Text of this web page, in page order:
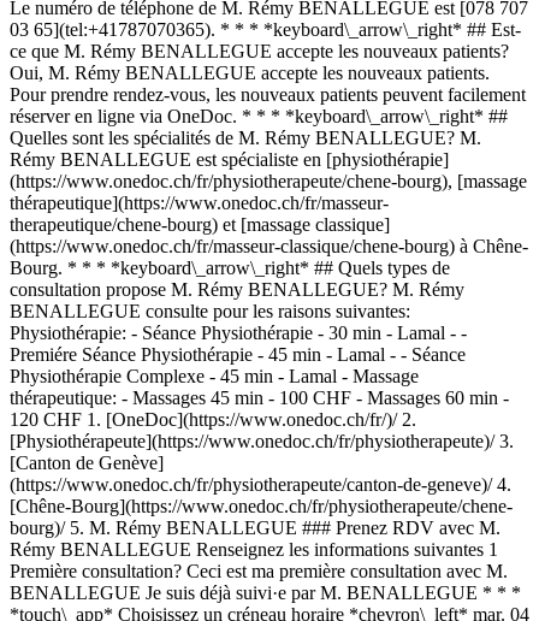
Le numéro de téléphone de M. Rémy BENALLEGUE est [078 707
03 65](tel:+41787070365). * * * *keyboard\_arrow\_right* ## Est-
ce que M. Rémy BENALLEGUE accepte les nouveaux patients?
Oui, M. Rémy BENALLEGUE accepte les nouveaux patients.
Pour prendre rendez-vous, les nouveaux patients peuvent facilement
réserver en ligne via OneDoc. * * * *keyboard\_arrow\_right* ##
Quelles sont les spécialités de M. Rémy BENALLEGUE? M.
Rémy BENALLEGUE est spécialiste en [physiothérapie]
(https://www.onedoc.ch/fr/physiotherapeute/chene-bourg), [massage
thérapeutique](https://www.onedoc.ch/fr/masseur-
therapeutique/chene-bourg) et [massage classique]
(https://www.onedoc.ch/fr/masseur-classique/chene-bourg) à Chêne-
Bourg. * * * *keyboard\_arrow\_right* ## Quels types de
consultation propose M. Rémy BENALLEGUE? M. Rémy
BENALLEGUE consulte pour les raisons suivantes:
Physiothérapie: - Séance Physiothérapie - 30 min - Lamal - -
Premiére Séance Physiothérapie - 45 min - Lamal - - Séance
Physiothérapie Complexe - 45 min - Lamal - Massage
thérapeutique: - Massages 45 min - 100 CHF - Massages 60 min -
120 CHF 1. [OneDoc](https://www.onedoc.ch/fr/)/ 2. [Physiothérapeute](https://www.onedoc.ch/fr/physiotherapeute)/ 3. [Canton de Genève](https://www.onedoc.ch/fr/physiotherapeute/canton-de-geneve)/ 4. [Chêne-Bourg](https://www.onedoc.ch/fr/physiotherapeute/chene-bourg)/ 5. M. Rémy BENALLEGUE ### Prenez RDV avec M. Rémy BENALLEGUE Renseignez les informations suivantes 1 Première consultation? Ceci est ma première consultation avec M. BENALLEGUE Je suis déjà suivi·e par M. BENALLEGUE * * * *touch\_app* Choisissez un créneau horaire *chevron\_left* mar. 04 août *chevron\_right* Voir plus de rendez-vous Créneau horaire Prendre rendez-vous ### Téléchargez l'app OneDoc Prenez rendez-vous en ligne chez un médecin, un dentiste ou un thérapeute proche de vous en Suisse. L'application OneDoc vous permet de gérer tous vos rendez-vous médicaux depuis votre natel, n'importe où et n'importe quand. ![Code QR redirigeant vers l’App Store ou Google Play pour télécharger l’app OneDoc Patients](https://www.onedoc.ch/assets/images/download-app-qr.jpeg) Scannez le QR code pour télécharger l’application [![Téléchargez notre application sur l'App Store!](https://www.onedoc.ch/assets/images/app-store-badge-fr.svg)](https://apps.apple.com/ch/app/onedoc/id1592376413?l=fr)[![Téléchargez notre application sur le Google Play Store!](https://www.onedoc.ch/assets/images/google-play-badge-fr.png)](https://play.google.com/store/apps/details?id=ch.onedoc.patient&hl=fr-CH) *keyboard\_arrow\_right* ## Spécialités associées [Physiothérapeute à Genève](https://www.onedoc.ch/fr/physiotherapeute/geneve)[Physiothérapeute à Carouge](https://www.onedoc.ch/fr/physiotherapeute/carouge)[Physiothérapeute à Morges](https://www.onedoc.ch/fr/physiotherapeute/morges)[Physiothérapeute à Lancy](https://www.onedoc.ch/fr/physiotherapeute/lancy)[Physiothérapeute à Vernier](https://www.onedoc.ch/fr/physiotherapeute/vernier)[Physiothérapeute à Chêne-Bourg](https://www.onedoc.ch/fr/physiotherapeute/chene-bourg)[Physiothérapeute à Onex](https://www.onedoc.ch/fr/physiotherapeute/onex)[Masseur thérapeutique à Genève](https://www.onedoc.ch/fr/masseur-therapeutique/geneve)[Masseur thérapeutique à Carouge](https://www.onedoc.ch/fr/masseur-therapeutique/carouge)[Masseur thérapeutique à Nyon](https://www.onedoc.ch/fr/masseur-therapeutique/nyon)[Masseur thérapeutique à Rolle](https://www.onedoc.ch/fr/masseur-therapeutique/rolle)[Masseur thérapeutique à Onex](https://www.onedoc.ch/fr/masseur-therapeutique/onex)[Masseur thérapeutique à Mies](https://www.onedoc.ch/fr/masseur-therapeutique/mies)[Masseur thérapeutique à Gland](https://www.onedoc.ch/fr/masseur-therapeutique/gland)[Masseur thérapeutique à Lancy](https://www.onedoc.ch/fr/masseur-therapeutique/lancy)[Masseur thérapeutique à Morges](https://www.onedoc.ch/fr/masseur-therapeutique/morges)[Masseur thérapeutique à Plan-les-Ouates](https://www.onedoc.ch/fr/masseur-therapeutique/plan-les-ouates)[Masseur thérapeutique à Meyrin](https://www.onedoc.ch/fr/masseur-therapeutique/meyrin)[Masseur thérapeutique à Préverenges](https://www.onedoc.ch/fr/masseur-therapeutique/preverenges)[Masseur thérapeutique à Chêne-Bourg](https://www.onedoc.ch/fr/masseur-therapeutique/chene-bourg)[Masseur thérapeutique à Vernier](https://www.onedoc.ch/fr/masseur-therapeutique/vernier) *keyboard\_arrow\_right* ## Recherches fréquentes [Physiothérapeute à Genève](https://www.onedoc.ch/fr/physiotherapeute/geneve)[Psychologue à Genève](https://www.onedoc.ch/fr/psychologue/geneve)[Médecin généraliste à Genève](https://www.onedoc.ch/fr/medecin-generaliste/geneve)[Thérapeute en drainage lymphatique à Genève](https://www.onedoc.ch/fr/therapeute-en-drainage-lymphatique/geneve)[Masseur classique à Genève](https://www.onedoc.ch/fr/masseur-classique/geneve)[Spécialiste en médecine interne générale à Genève](https://www.onedoc.ch/fr/specialiste-en-medecine-interne-generale/geneve)[Réflexologue à Genève](https://www.onedoc.ch/fr/reflexologue/geneve)[Médecin-dentiste à Genève](https://www.onedoc.ch/fr/medecin-dentiste/geneve)[Acupuncteur à Genève](https://www.onedoc.ch/fr/acupuncteur/geneve)[Spécialiste en Médecine Traditionnelle Chinoise (MTC) à Genève](https://www.onedoc.ch/fr/specialiste-en-medecine-traditionnelle-chinoise-mtc/geneve)[Physiothérapeute du sport à Genève](https://www.onedoc.ch/fr/physiotherapeute-du-sport/geneve)[Psychothérapeute à Genève](https://www.onedoc.ch/fr/psychotherapeute/geneve)[Masseur thérapeutique à Genève](https://www.onedoc.ch/fr/masseur-therapeutique/geneve)[Gynécologue obstétricien à Genève](https://www.onedoc.ch/fr/gynecologue-obstetricien/geneve)[Ostéopathe à Genève](https://www.onedoc.ch/fr/osteopathe/geneve)[Thérapeute en nutrition MCO à Genève](https://www.onedoc.ch/fr/therapeute-en-nutrition-mco/geneve)[Ophtalmologue à Genève](https://www.onedoc.ch/fr/ophtalmologue/geneve)[Pédiatre à Genève](https://www.onedoc.ch/fr/pediatre/geneve)[Thérapeute en nutrition à Genève](https://www.onedoc.ch/fr/therapeute-en-nutrition/geneve)[Thérapeute en hypnose à Genève](https://www.onedoc.ch/fr/therapeute-en-hypnose/geneve)[Spécialiste en médecine esthétique à Genève](https://www.onedoc.ch/fr/specialiste-en-medecine-esthetique/geneve) *keyboard\_arrow\_right* ## Annuaire des professionnels de santé suisses [Liste des praticiens](https://www.onedoc.ch/fr/annuaire) [A](https://www.onedoc.ch/fr/annuaire/A) [B](https://www.onedoc.ch/fr/annuaire/B) [C](https://www.onedoc.ch/fr/annuaire/C) [D](https://www.onedoc.ch/fr/annuaire/D) [E](https://www.onedoc.ch/fr/annuaire/E) [F](https://www.onedoc.ch/fr/annuaire/F) [G](https://www.onedoc.ch/fr/annuaire/G) [H](https://www.onedoc.ch/fr/annuaire/H) [I](https://www.onedoc.ch/fr/annuaire/I) [J](https://www.onedoc.ch/fr/annuaire/J) [K](https://www.onedoc.ch/fr/annuaire/K) [L](https://www.onedoc.ch/fr/annuaire/L) [M](https://www.onedoc.ch/fr/annuaire/M) [N](https://www.onedoc.ch/fr/annuaire/N) [O](https://www.onedoc.ch/fr/annuaire/O) [P](https://www.onedoc.ch/fr/annuaire/P) [Q](https://www.onedoc.ch/fr/annuaire/Q) [R](https://www.onedoc.ch/fr/annuaire/R) [S](https://www.onedoc.ch/fr/annuaire/S) [T](https://www.onedoc.ch/fr/annuaire/T) [U](https://www.onedoc.ch/fr/annuaire/U) [V](https://www.onedoc.ch/fr/annuaire/V) [W](https://www.onedoc.ch/fr/annuaire/W) [X](https://www.onedoc.ch/fr/annuaire/X) [Y](https://www.onedoc.ch/fr/annuaire/Y) [Z](https://www.onedoc.ch/fr/annuaire/Z) ## OneDoc [Pour les professionnels de santé](https://info.onedoc.ch/fr/) [À propos de nous](https://info.onedoc.ch/fr/raison-d-etre/) [Presse](https://info.onedoc.ch/fr/presse/) [Carrières](https://career.onedoc.ch/fr) [Centre de confidentialité](https://privacy.onedoc.ch/fr/) [Gestion des cookies](javascript:Didomi.preferences.show%28%29) [Centre d'aide](https://help.onedoc.ch/fr/) ## Langues [Deutsch](https://www.onedoc.ch/de/physiotherapeut/chene-bourg/pb5kg/remy-benallegue) [Français](https://www.onedoc.ch/fr/physiotherapeute/chene-bourg/pb5kg/remy-benallegue) [Italiano](https://www.onedoc.ch/it/fisioterapista/chene-bourg/pb5kg/remy-benallegue) [English](https://www.onedoc.ch/en/physiotherapist/chene-bourg/pb5kg/remy-benallegue) ## Spécialités associées [Physiothérapeute à Genève](https://www.onedoc.ch/fr/physiotherapeute/geneve) [Physiothérapeute à Carouge](https://www.onedoc.ch/fr/physiotherapeute/carouge) [Physiothérapeute à Morges](https://www.onedoc.ch/fr/physiotherapeute/morges) [Physiothérapeute à Lancy](https://www.onedoc.ch/fr/physiotherapeute/lancy) [Physiothérapeute à Vernier](https://www.onedoc.ch/fr/physiotherapeute/vernier) [Physiothérapeute à Chêne-Bourg](https://www.onedoc.ch/fr/physiotherapeute/chene-bourg) [Physiothérapeute à Onex](https://www.onedoc.ch/fr/physiotherapeute/onex) [Massage thérapeutique à Genève](https://www.onedoc.ch/fr/masseur-therapeutique/geneve) [Massage thérapeutique à Carouge](https://www.onedoc.ch/fr/masseur-therapeutique/carouge) [Massage thérapeutique à Nyon](https://www.onedoc.ch/fr/masseur-therapeutique/nyon) [Massage thérapeutique à Rolle](https://www.onedoc.ch/fr/masseur-therapeutique/rolle) [Massage thérapeutique à Onex](https://www.onedoc.ch/fr/masseur-therapeutique/onex) [Massage thérapeutique à Mies](https://www.onedoc.ch/fr/masseur-therapeutique/mies) [Massage thérapeutique à Gland](https://www.onedoc.ch/fr/masseur-therapeutique/gland) [Massage thérapeutique à Lancy](https://www.onedoc.ch/fr/masseur-therapeutique/lancy) [Massage thérapeutique à Morges](https://www.onedoc.ch/fr/masseur-therapeutique/morges) [Massage thérapeutique à Plan-les-Ouates](https://www.onedoc.ch/fr/masseur-therapeutique/plan-les-ouates) [Massage thérapeutique à Meyrin](https://www.onedoc.ch/fr/masseur-therapeutique/meyrin) [Massage thérapeutique à Préverenges](https://www.onedoc.ch/fr/masseur-therapeutique/preverenges) [Massage thérapeutique à Chêne-Bourg](https://www.onedoc.ch/fr/masseur-therapeutique/chene-bourg) [Massage thérapeutique à Vernier](https://www.onedoc.ch/fr/masseur-therapeutique/vernier) ## Recherches fréquentes [Physiothérapeute à Genève](https://www.onedoc.ch/fr/physiotherapeute/geneve) [Psychologue à Genève](https://www.onedoc.ch/fr/psychologue/geneve) [Médecin généraliste à Genève](https://www.onedoc.ch/fr/medecin-generaliste/geneve) [Thérapeute en drainage lymphatique à Genève](https://www.onedoc.ch/fr/therapeute-en-drainage-lymphatique/geneve) [Massage classique à Genève](https://www.onedoc.ch/fr/masseur-classique/geneve) [Spécialiste en médecine interne générale à Genève](https://www.onedoc.ch/fr/specialiste-en-medecine-interne-generale/geneve) [Réflexologue à Genève](https://www.onedoc.ch/fr/reflexologue/geneve) [Médecin-dentiste à Genève](https://www.onedoc.ch/fr/medecin-dentiste/geneve) [Acupuncture à Genève](https://www.onedoc.ch/fr/acupuncteur/geneve) [Spécialiste en Médecine Traditionnelle Chinoise (MTC) à Genève](https://www.onedoc.ch/fr/specialiste-en-medecine-traditionnelle-chinoise-mt